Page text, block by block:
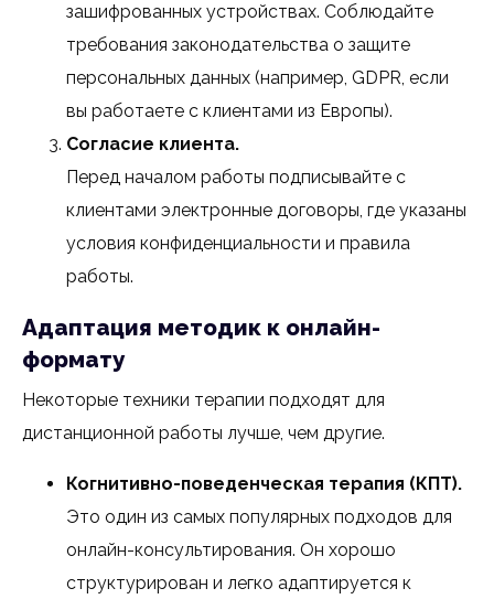
зашифрованных устройствах. Соблюдайте
требования законодательства о защите
персональных данных (например, GDPR, если
вы работаете с клиентами из Европы).
Согласие клиента.
Перед началом работы подписывайте с
клиентами электронные договоры, где указаны
условия конфиденциальности и правила
работы.
Адаптация методик к онлайн-
формату
Некоторые техники терапии подходят для
дистанционной работы лучше, чем другие.
Когнитивно-поведенческая терапия (КПТ).
Это один из самых популярных подходов для
онлайн-консультирования. Он хорошо
структурирован и легко адаптируется к